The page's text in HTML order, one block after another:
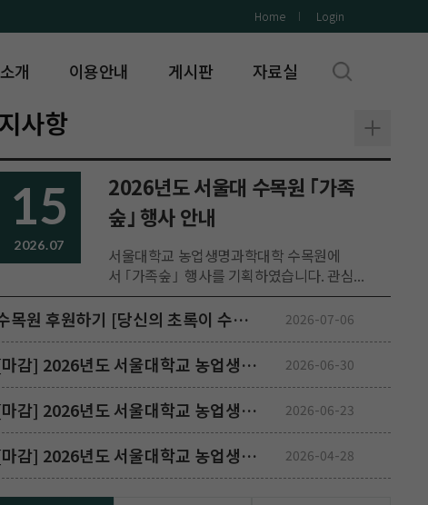
Home Login
개 이용안내 게시판 자료실
사항
15
2026.07
2026년도 서울대 수목원 ｢가족
숲｣ 행사 안내
서울대학교 농업생명과학대학 수목원에
서 ｢가족숲｣ 행사를 기획하였습니다. 관심...
수목원 후원하기 [당신의 초록이 수목원에 남습니다] 2026-07-06
[마감] 2026년도 서울대학교 농업생명과학대학 수원수목원 자체직원(기간제, 현장직, 식물 관리 분야) 2026-06-30
[마감] 2026년도 서울대학교 농업생명과학대학 수원수목원 자체직원(기간제, 식물 관리 분야) 채용 공고 2026-06-23
[마감] 2026년도 서울대학교 농업생명과학대학 관악(안양)수목원 자체직원(기간제, 제초 및 환경 미화) 채용 공고 2026-04-28